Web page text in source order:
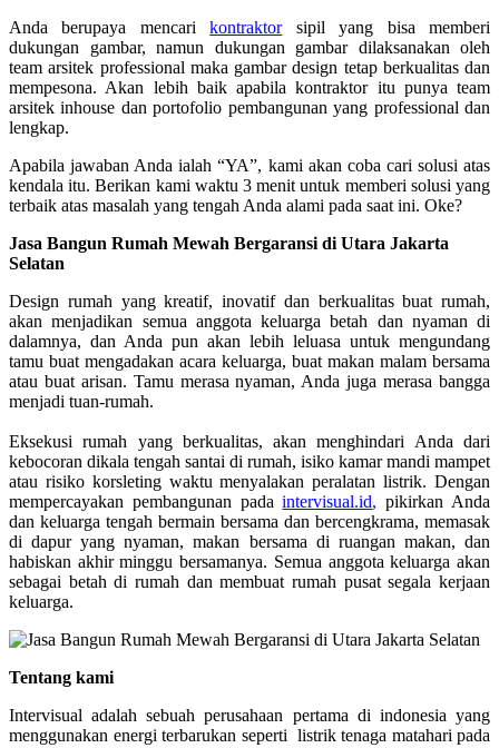
Anda berupaya mencarikontraktorsipil yang bisa memberi
dukungan gambar, namun dukungan gambar dilaksanakan oleh
team arsitek professional maka gambar design tetap berkualitas dan
mempesona. Akan lebih baik apabila kontraktor itu punya team
arsitek inhouse dan portofolio pembangunan yang professional dan
lengkap.
Apabila jawaban Anda ialah “YA”, kami akan coba cari solusi atas
kendala itu. Berikan kami waktu 3 menit untuk memberi solusi yang
terbaik atas masalah yang tengah Anda alami pada saat ini. Oke?
Jasa Bangun Rumah Mewah Bergaransi di Utara Jakarta
Selatan
Design rumah yang kreatif, inovatif dan berkualitas buat rumah,
akan menjadikan semua anggota keluarga betah dan nyaman di
dalamnya, dan Anda pun akan lebih leluasa untuk mengundang
tamu buat mengadakan acara keluarga, buat makan malam bersama
atau buat arisan. Tamu merasa nyaman, Anda juga merasa bangga
menjadi tuan-rumah.
Eksekusi rumah yang berkualitas, akan menghindari Anda dari
kebocoran dikala tengah santai di rumah, isiko kamar mandi mampet
atau risiko korsleting waktu menyalakan peralatan listrik. Dengan
mempercayakan pembangunan padaintervisual.id, pikirkan Anda
dan keluarga tengah bermain bersama dan bercengkrama, memasak
di dapur yang nyaman, makan bersama di ruangan makan, dan
habiskan akhir minggu bersamanya. Semua anggota keluarga akan
sebagai betah di rumah dan membuat rumah pusat segala kerjaan
keluarga.
Tentang kami
Intervisual adalah sebuah perusahaan pertama di indonesia yang
menggunakan energi terbarukan seperti listrik tenaga matahari pada